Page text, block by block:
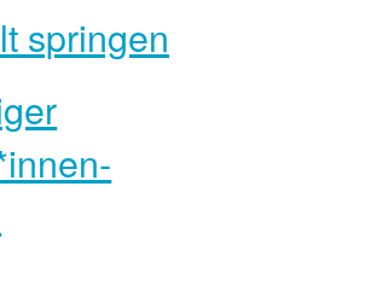
springen